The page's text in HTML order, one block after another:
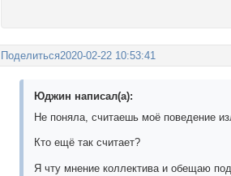
Поделиться2020-02-22 10:53:41
Юджин написал(а):
Не поняла, считаешь моё поведение
Кто ещё так считает?
Я чту мнение коллектива и обещаю